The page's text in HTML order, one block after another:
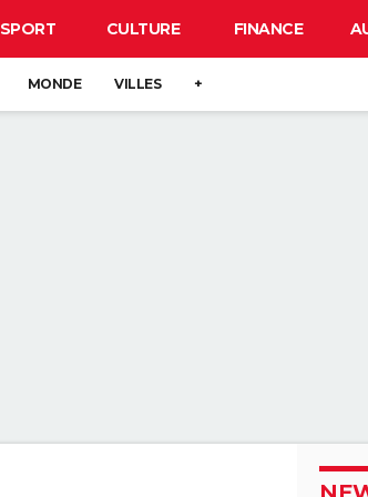
SPORT CULTURE FINANCE
MONDE VILLES +